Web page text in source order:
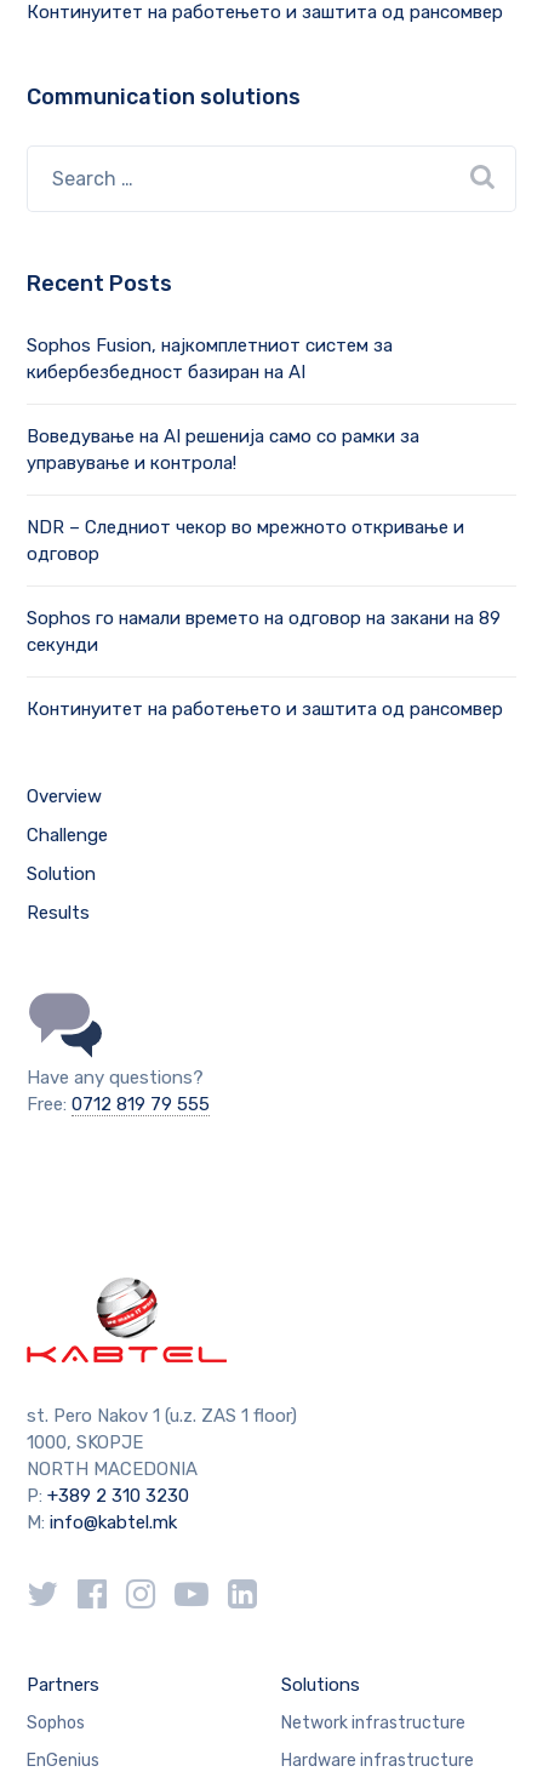
Континуитет на работењето и заштита од рансомвер
Communication solutions
Recent Posts
Sophos Fusion, најкомплетниот систем за
кибербезбедност базиран на AI
Воведување на AI решенија само со рамки за
управување и контрола!
NDR – Следниот чекор во мрежното откривање и
одговор
Sophos го намали времето на одговор на закани на 89
секунди
Континуитет на работењето и заштита од рансомвер
Overview
Challenge
Solution
Results
Have any questions?
Free:0712 819 79 555
st. Pero Nakov 1 (u.z. ZAS 1 floor)
1000, SKOPJE
NORTH MACEDONIA
P: +389 2 310 3230
M:info@kabtel.mk
Partners
Sophos
EnGenius
Solutions
Network infrastructure
Hardware infrastructure